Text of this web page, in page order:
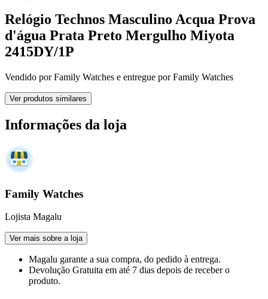
Relógio Technos Masculino Acqua Prova
d'água Prata Preto Mergulho Miyota
2415DY/1P
Vendido porFamily Watches e entregue por Family Watches
Ver produtos similares
Informações da loja
Family Watches
Lojista Magalu
Ver mais sobre a loja
Magalu garante a sua compra, do pedido à entrega.
Devolução Gratuita em até 7 dias depois de receber o
produto.